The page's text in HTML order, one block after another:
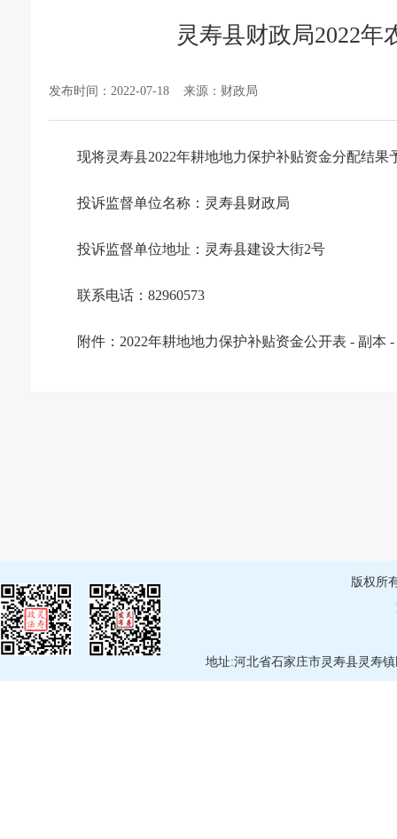
灵寿县财政局2022
发布时间：2022-07-18 来源：财政局
现将灵寿县2022年耕地地力保护补贴资金分配结果
投诉监督单位名称：灵寿县财政局
投诉监督单位地址：灵寿县建设大街2号
联系电话：82960573
附件： 2022年耕地地力保护补贴资金公开表 - 副本